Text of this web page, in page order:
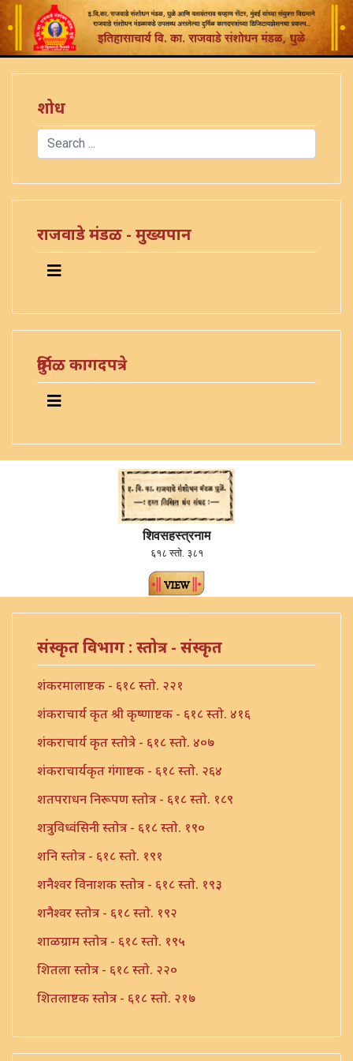
शोध
Search
राजवाडे मंडळ - मुख्यपान
दुर्मिळ कागदपत्रे
शिवसहस्त्रनाम
६१८ स्तो. ३८१
संस्कृत विभाग : स्तोत्र - संस्कृत
शंकरमालाष्टक - ६१८ स्तो. २२१
शंकराचार्य कृत श्री कृष्णाष्टक - ६१८ स्तो. ४१६
शंकराचार्य कृत स्तोत्रे - ६१८ स्तो. ४०७
शंकराचार्यकृत गंगाष्टक - ६१८ स्तो. २६४
शतपराधन निरूपण स्तोत्र - ६१८ स्तो. १८९
शत्रुविध्वंसिनी स्तोत्र - ६१८ स्तो. १९०
शनि स्तोत्र - ६१८ स्तो. १९१
शनैश्वर विनाशक स्तोत्र - ६१८ स्तो. १९३
शनैश्वर स्तोत्र - ६१८ स्तो. १९२
शाळग्राम स्तोत्र - ६१८ स्तो. १९५
शितला स्तोत्र - ६१८ स्तो. २२०
शितलाष्टक स्तोत्र - ६१८ स्तो. २१७
शिव नामावली - ६१८ स्तो. ३९०